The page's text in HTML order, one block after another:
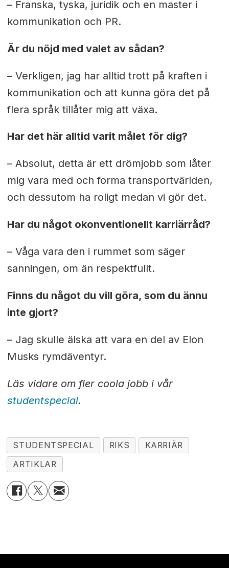
– Franska, tyska, juridik och en master i
kommunikation och PR.
Är du nöjd med valet av sådan?
– Verkligen, jag har alltid trott på kraften i
kommunikation och att kunna göra det på
flera språk tillåter mig att växa.
Har det här alltid varit målet för dig?
– Absolut, detta är ett drömjobb som låter
mig vara med och forma transportvärlden,
och dessutom ha roligt medan vi gör det.
Har du något okonventionellt karriärråd?
– Våga vara den i rummet som säger
sanningen, om än respektfullt.
Finns du något du vill göra, som du ännu
inte gjort?
– Jag skulle älska att vara en del av Elon
Musks rymdäventyr.
Läs vidare om fler coola jobb i vår
studentspecial.
STUDENTSPECIAL RIKS
KARRIÄR
ARTIKLAR